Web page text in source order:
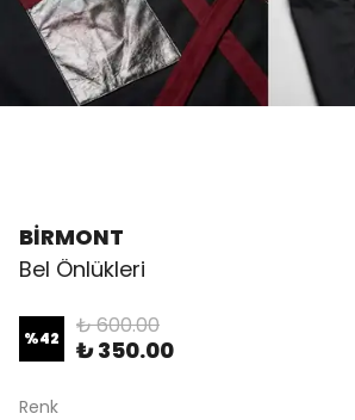
BİRMONT
Bel Önlükleri
%42 ₺ 600.00
₺ 350.00
Renk